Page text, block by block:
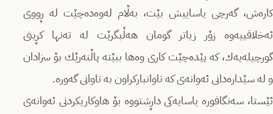
كاره‌ش، گه‌رچی یاساییش بێت، به‌ڵام له‌وه‌ده‌چێت له‌ ڕووی
ئه‌خلاقییه‌وه‌ زۆر زیاتر گومان هه‌ڵبگرێت له‌ ته‌نها كڕینی
گورچیله‌یه‌ك، كه‌ پێده‌چێت كاری وه‌ها ببێته‌ پاڵنه‌رێك بۆ سزادان
و له‌ سێداره‌دانی ئه‌وانه‌ی كه‌ تاوانباركراون به‌ تاوانی گه‌وره‌.
ئێستا، سه‌نگافوره‌ یاسایه‌كی داڕشتووه‌ بۆ هاوكاریكردنی ئه‌وانه‌ی